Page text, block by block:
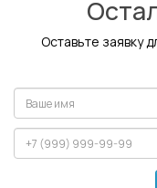
Оставьте заявку